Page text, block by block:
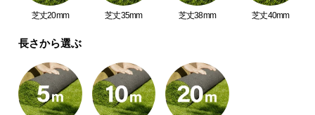
中
型
商
の
配
送
他を圧倒するクオリティを実現!
芝丈20mm 芝丈35mm 芝丈38mm 芝丈40mm
長さから選ぶ